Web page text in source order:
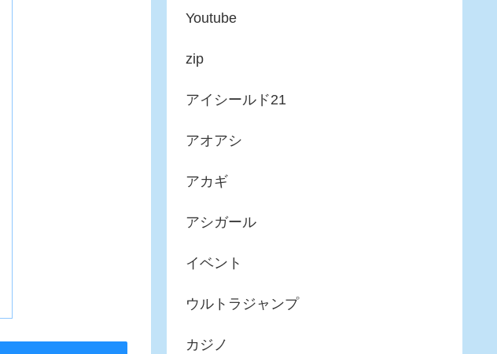
Youtube
zip
アイシールド21
アオアシ
アカギ
アシガール
イベント
ウルトラジャンプ
カジノ